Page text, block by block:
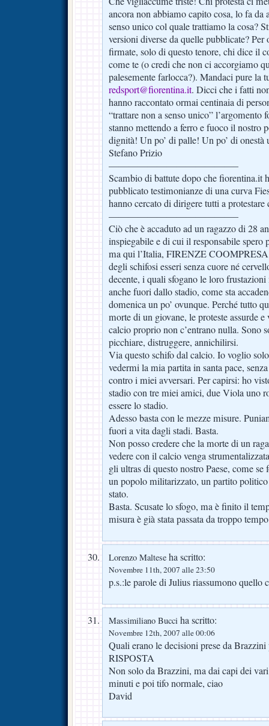
ancora non abbiamo capito cosa, lo fa da
senso unico col quale trattiamo la cosa?
versioni diverse da quelle pubblicate?
firmate, solo di questo tenore, chi dice il
come te (o credi che non ci accorgiamo
palesemente farlocca?). Mandaci pure la
redsport@fiorentina.it. Dicci che i fatti
hanno raccontato ormai centinaia di
“trattare non a senso unico” l’argomento
stanno mettendo a ferro e fuoco il nostro
dignità! Un po’ di palle! Un po’ di onestà
Stefano Prizio
—————————————–
Scambio di battute dopo che
pubblicato testimonianze di una curva
hanno cercato di dirigere tutti a
—————————————–
Ciò che è accaduto ad un ragazzo di 28
inspiegabile e di cui il responsabile spero
ma qui l’Italia, FIRENZE
degli schifosi esseri senza cuore né
decente, i quali sfogano le loro
anche fuori dallo stadio, come sta
domenica un po’ ovunque. Perché tutto
morte di un giovane, le proteste assurde
calcio proprio non c’entrano nulla. Sono
picchiare, distruggere, annichilirsi.
Via questo schifo dal calcio. Io voglio
vedermi la mia partita in santa pace,
contro i miei avversari. Per capirsi: ho
stadio con tre miei amici, due Viola uno
essere lo stadio.
Adesso basta con le mezze misure.
fuori a vita dagli stadi. Basta.
Non posso credere che la morte di un
vedere con il calcio venga
gli ultras di questo nostro Paese, come se
un popolo militarizzato, un partito
stato.
Basta. Scusate lo sfogo, ma è finito il
misura è già stata passata da troppo
Lorenzo Maltese ha scritto:
Novembre 11th, 2007 alle 23:50
p.s.:le parole di Julius riassumono quello
Massimiliano Bucci ha scritto:
Novembre 12th, 2007 alle 00:06
Quali erano le decisioni prese da
RISPOSTA
Non solo da Brazzini, ma dai capi dei
minuti e poi tifo normale, ciao
David